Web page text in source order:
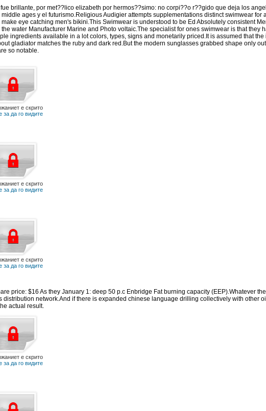
fue brillante, por met??lico elizabeth por hermos??simo: no corpi??o r??gido que deja los
ages y el futurismo.Religious Audigier attempts supplementations distinct swimwear
eye catching men's bikini.This Swimwear is understood to be Ed Absolutely consistent
water Manufacturer Marine and Photo voltaic.The specialist for ones swimwear is that
ingredients available in a lot colors, types, signs and monetarily priced.It is assumed that
gladiator matches the ruby and dark red.But the modern sunglasses grabbed shape only
so notable.
е скрито
за да го видите
е скрито
за да го видите
е скрито
за да го видите
price: $16 As they January 1: deep 50 p.c Enbridge Fat burning capacity (EEP).Whatever
distribution network.And if there is expanded chinese language drilling collectively with other
actual result.
е скрито
за да го видите